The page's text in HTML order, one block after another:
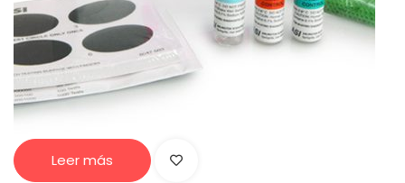
Leer más